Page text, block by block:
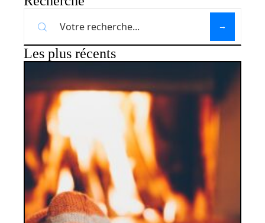
Les plus récents